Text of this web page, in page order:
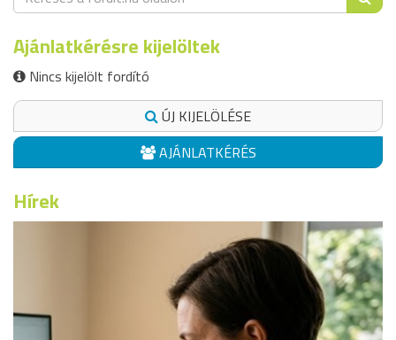
Ajánlatkérésre kijelöltek
Nincs kijelölt fordító
ÚJ KIJELÖLÉSE
AJÁNLATKÉRÉS
Hírek